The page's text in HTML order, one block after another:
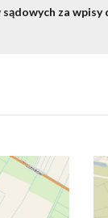
za wpisy